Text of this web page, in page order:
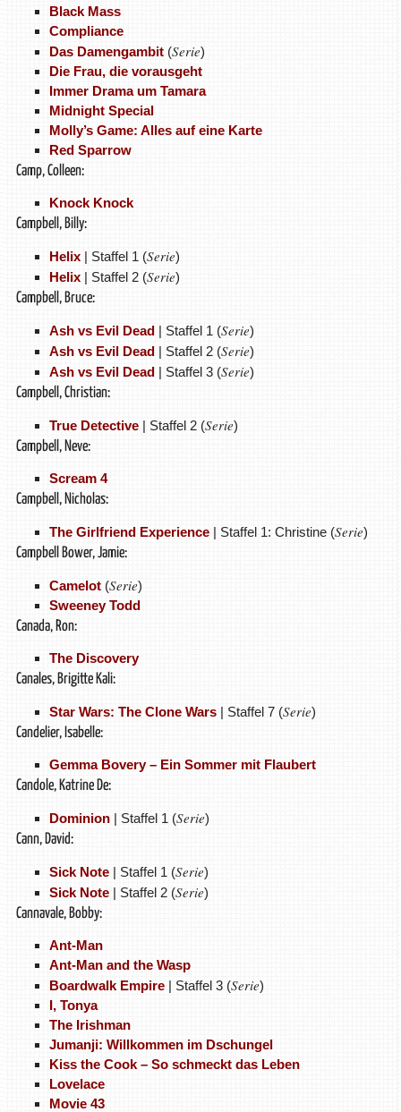
Black Mass
Compliance
Das Damengambit (Serie)
Die Frau, die vorausgeht
Immer Drama um Tamara
Midnight Special
Molly’s Game: Alles auf eine Karte
Red Sparrow
Camp, Colleen:
Knock Knock
Campbell, Billy:
Helix | Staffel 1 (Serie)
Helix | Staffel 2 (Serie)
Campbell, Bruce:
Ash vs Evil Dead | Staffel 1 (Serie)
Ash vs Evil Dead | Staffel 2 (Serie)
Ash vs Evil Dead | Staffel 3 (Serie)
Campbell, Christian:
True Detective | Staffel 2 (Serie)
Campbell, Neve:
Scream 4
Campbell, Nicholas:
The Girlfriend Experience | Staffel 1: Christine (Serie)
Campbell Bower, Jamie:
Camelot (Serie)
Sweeney Todd
Canada, Ron:
The Discovery
Canales, Brigitte Kali:
Star Wars: The Clone Wars | Staffel 7 (Serie)
Candelier, Isabelle:
Gemma Bovery – Ein Sommer mit Flaubert
Candole, Katrine De:
Dominion | Staffel 1 (Serie)
Cann, David:
Sick Note | Staffel 1 (Serie)
Sick Note | Staffel 2 (Serie)
Cannavale, Bobby:
Ant-Man
Ant-Man and the Wasp
Boardwalk Empire | Staffel 3 (Serie)
I, Tonya
The Irishman
Jumanji: Willkommen im Dschungel
Kiss the Cook – So schmeckt das Leben
Lovelace
Movie 43